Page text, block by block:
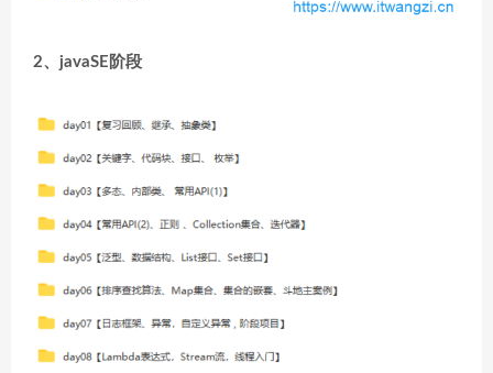
2、javaSE阶段